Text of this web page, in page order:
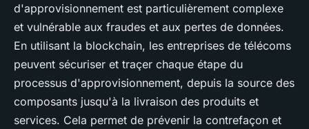
d'approvisionnement est particulièrement complexe
et vulnérable aux fraudes et aux pertes de données.
En utilisant la blockchain, les entreprises de télécoms
peuvent sécuriser et traçer chaque étape du
processus d'approvisionnement, depuis la source des
composants jusqu'à la livraison des produits et
services. Cela permet de prévenir la contrefaçon et